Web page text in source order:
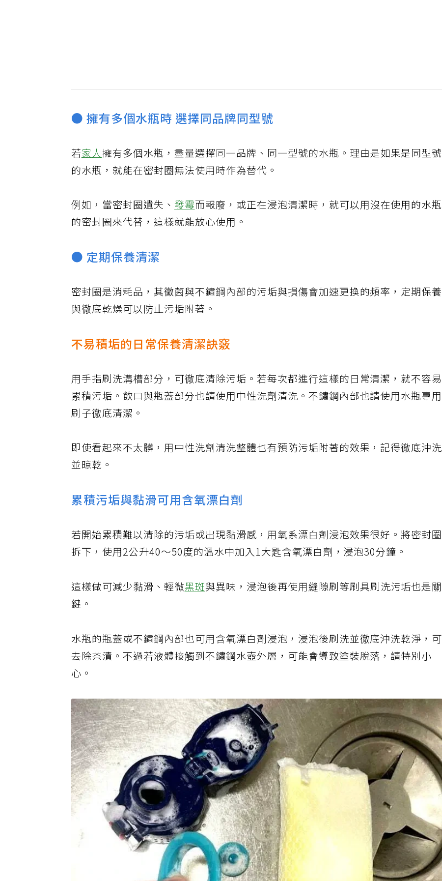
● 擁有多個水瓶時 選擇同品牌同型號
若家人擁有多個水瓶，盡量選擇同一品牌、同一型號的水瓶。理由是如果是同型號
的水瓶，就能在密封圈無法使用時作為替代。
例如，當密封圈遺失、發霉而報廢，或正在浸泡清潔時，就可以用沒在使用的水瓶
的密封圈來代替，這樣就能放心使用。
● 定期保養清潔
密封圈是消耗品，其黴菌與不鏽鋼內部的污垢與損傷會加速更換的頻率，定期保養
與徹底乾燥可以防止污垢附著。
不易積垢的日常保養清潔訣竅
用手指刷洗溝槽部分，可徹底清除污垢。若每次都進行這樣的日常清潔，就不容易
累積污垢。飲口與瓶蓋部分也請使用中性洗劑清洗。不鏽鋼內部也請使用水瓶專用
刷子徹底清潔。
即使看起來不太髒，用中性洗劑清洗整體也有預防污垢附著的效果，記得徹底沖洗
並晾乾。
累積污垢與黏滑可用含氧漂白劑
若開始累積難以清除的污垢或出現黏滑感，用氧系漂白劑浸泡效果很好。將密封圈
拆下，使用2公升40～50度的溫水中加入1大匙含氧漂白劑，浸泡30分鐘。
這樣做可減少黏滑、輕微黑斑與異味，浸泡後再使用縫隙刷等刷具刷洗污垢也是關
鍵。
水瓶的瓶蓋或不鏽鋼內部也可用含氧漂白劑浸泡，浸泡後刷洗並徹底沖洗乾淨，可
去除茶漬。不過若液體接觸到不鏽鋼水壺外層，可能會導致塗裝脫落，請特別小
心。